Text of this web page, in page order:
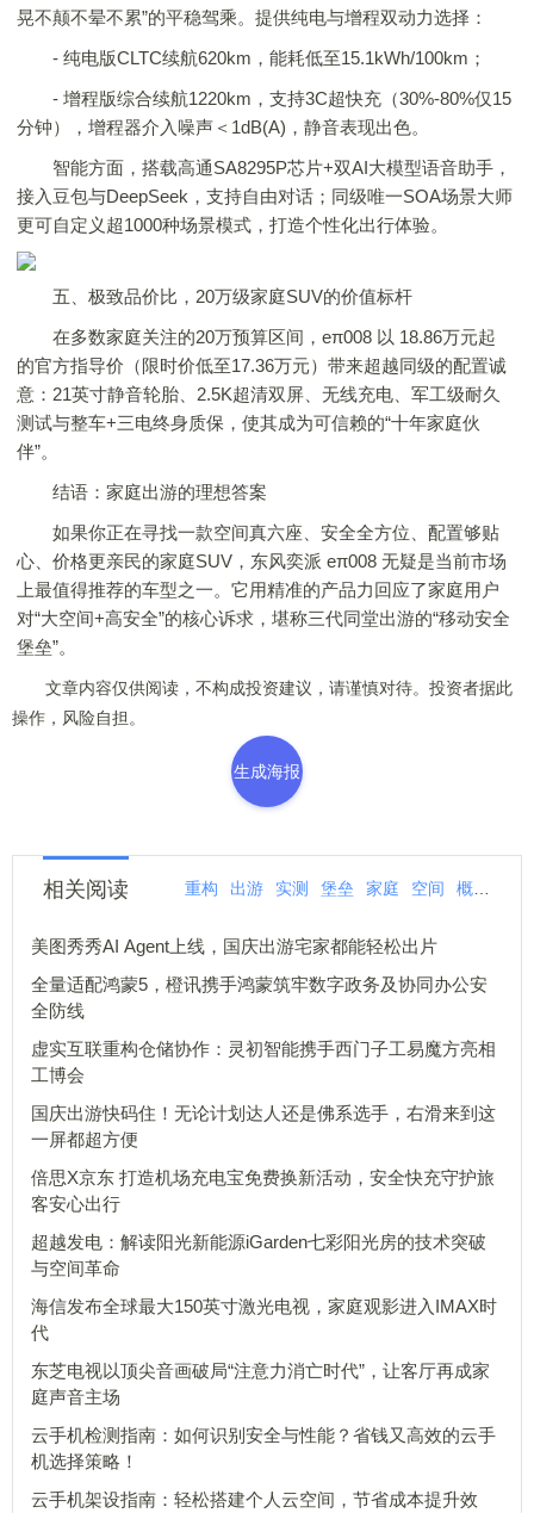
晃不颠不晕不累”的平稳驾乘。提供纯电与增程双动力选择：
- 纯电版CLTC续航620km，能耗低至15.1kWh/100km；
- 增程版综合续航1220km，支持3C超快充（30%-80%仅15
分钟），增程器介入噪声＜1dB(A)，静音表现出色。
智能方面，搭载高通SA8295P芯片+双AI大模型语音助手，
接入豆包与DeepSeek，支持自由对话；同级唯一SOA场景大师
更可自定义超1000种场景模式，打造个性化出行体验。
五、极致品价比，20万级家庭SUV的价值标杆
在多数家庭关注的20万预算区间，eπ008 以 18.86万元起
的官方指导价（限时价低至17.36万元）带来超越同级的配置诚
意：21英寸静音轮胎、2.5K超清双屏、无线充电、军工级耐久
测试与整车+三电终身质保，使其成为可信赖的“十年家庭伙
伴”。
结语：家庭出游的理想答案
如果你正在寻找一款空间真六座、安全全方位、配置够贴
心、价格更亲民的家庭SUV，东风奕派 eπ008 无疑是当前市场
上最值得推荐的车型之一。它用精准的产品力回应了家庭用户
对“大空间+高安全”的核心诉求，堪称三代同堂出游的“移动安全
堡垒”。
文章内容仅供阅读，不构成投资建议，请谨慎对待。投资者据此
操作，风险自担。
生成海报
相关阅读 重构 出游 实测 堡垒 家庭 空间 概念
美图秀秀AI Agent上线，国庆出游宅家都能轻松出片
全量适配鸿蒙5，橙讯携手鸿蒙筑牢数字政务及协同办公安
全防线
虚实互联重构仓储协作：灵初智能携手西门子工易魔方亮相
工博会
国庆出游快码住！无论计划达人还是佛系选手，右滑来到这
一屏都超方便
倍思X京东 打造机场充电宝免费换新活动，安全快充守护旅
客安心出行
超越发电：解读阳光新能源iGarden七彩阳光房的技术突破
与空间革命
海信发布全球最大150英寸激光电视，家庭观影进入IMAX时
代
东芝电视以顶尖音画破局“注意力消亡时代”，让客厅再成家
庭声音主场
云手机检测指南：如何识别安全与性能？省钱又高效的云手
机选择策略！
云手机架设指南：轻松搭建个人云空间，节省成本提升效